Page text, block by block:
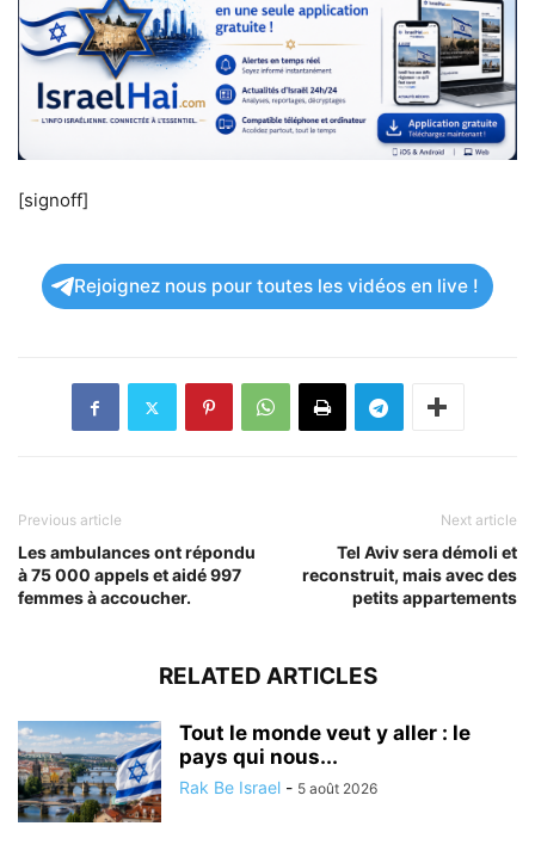
[signoff]
Rejoignez nous pour toutes les vidéos en live !
Previous article
Les ambulances ont répondu
à 75 000 appels et aidé 997
femmes à accoucher.
Next article
Tel Aviv sera démoli et
reconstruit, mais avec des
petits appartements
RELATED ARTICLES
Tout le monde veut y aller : le
pays qui nous...
Rak Be Israel - 5 août 2026